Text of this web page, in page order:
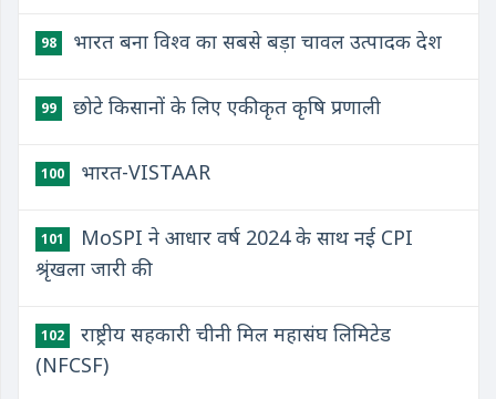
98 भारत बना विश्व का सबसे बड़ा चावल उत्पादक देश
99 छोटे किसानों के लिए एकीकृत कृषि प्रणाली
100 भारत-VISTAAR
101
MoSPI ने आधार वर्ष 2024 के साथ नई CPI
श्रृंखला जारी की
102
राष्ट्रीय सहकारी चीनी मिल महासंघ लिमिटेड
(NFCSF)